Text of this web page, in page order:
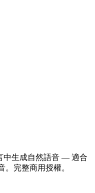
中生成自然語音 — 適合
完整商用授權。